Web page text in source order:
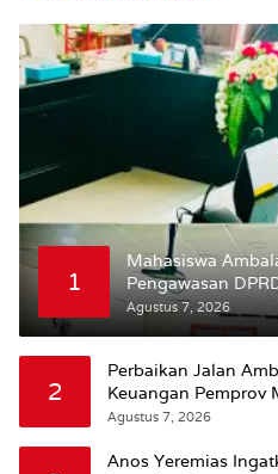
1
Mahasiswa
Pengawasan
Bursel Terhadap
Agustus 7, 2026
2
Perbaikan Jalan
Keuangan Pemprov
Agustus 7, 2026
Anos Yeremias